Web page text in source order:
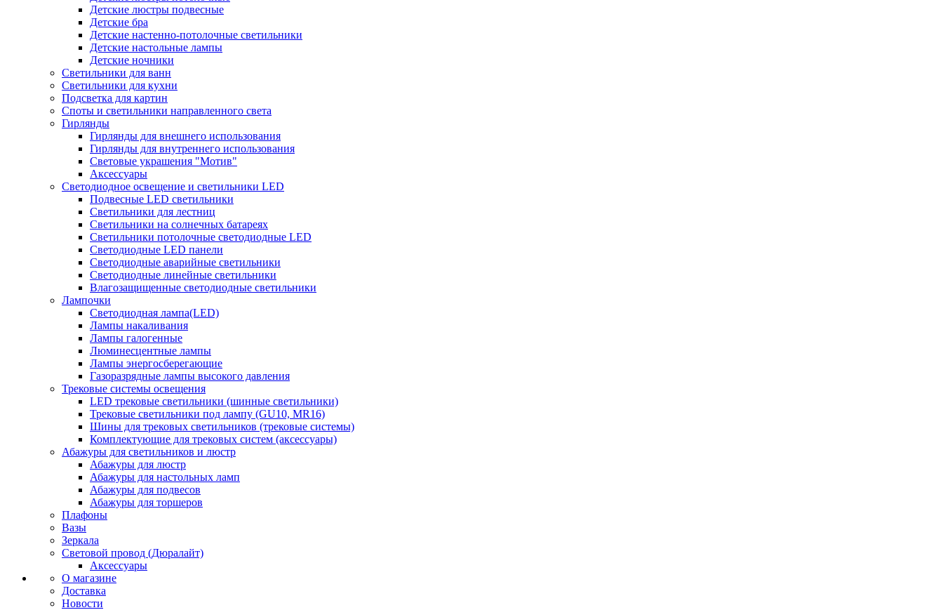
Детские люстры подвесные
Детские бра
Детские настенно-потолочные светильники
Детские настольные лампы
Детские ночники
Светильники для ванн
Светильники для кухни
Подсветка для картин
Споты и светильники направленного света
Гирлянды
Гирлянды для внешнего использования
Гирлянды для внутреннего использования
Световые украшения "Мотив"
Аксессуары
Светодиодное освещение и светильники LED
Подвесные LED светильники
Светильники для лестниц
Светильники на солнечных батареях
Светильники потолочные светодиодные LED
Светодиодные LED панели
Светодиодные аварийные светильники
Светодиодные линейные светильники
Влагозащищенные светодиодные светильники
Лампочки
Светодиодная лампа(LED)
Лампы накаливания
Лампы галогенные
Люминесцентные лампы
Лампы энергосберегающие
Газоразрядные лампы высокого давления
Трековые системы освещения
LED трековые светильники (шинные светильники)
Трековые светильники под лампу (GU10, MR16)
Шины для трековых светильников (трековые системы)
Комплектующие для трековых систем (аксессуары)
Абажуры для светильников и люстр
Абажуры для люстр
Абажуры для настольных ламп
Абажуры для подвесов
Абажуры для торшеров
Плафоны
Вазы
Зеркала
Световой провод (Дюралайт)
Аксессуары
О магазине
Доставка
Новости